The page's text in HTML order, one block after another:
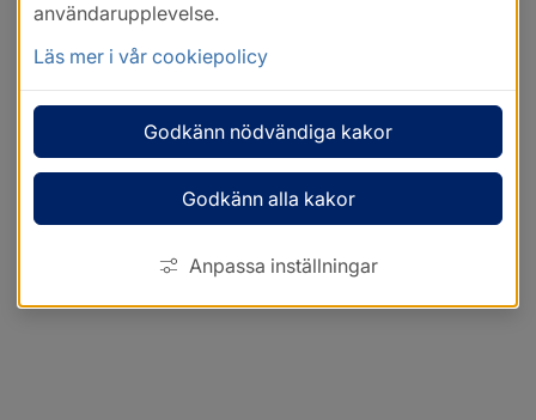
användarupplevelse.
Läs mer i vår cookiepolicy
Godkänn nödvändiga kakor
Godkänn alla kakor
Anpassa inställningar